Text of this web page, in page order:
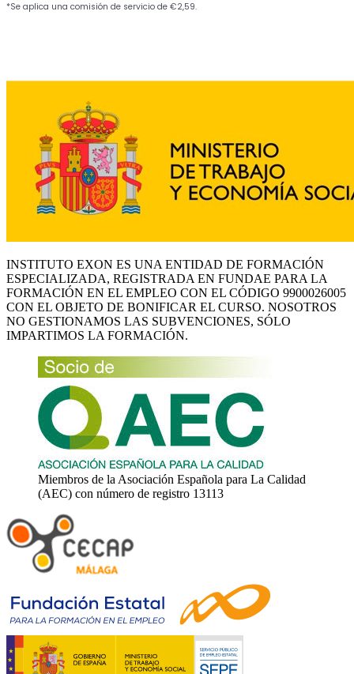
INSTITUTO EXON ES UNA ENTIDAD DE FORMACIÓN
ESPECIALIZADA, REGISTRADA EN FUNDAE PARA LA
FORMACIÓN EN EL EMPLEO CON EL CÓDIGO 9900026005
CON EL OBJETO DE BONIFICAR EL CURSO. NOSOTROS
NO GESTIONAMOS LAS SUBVENCIONES, SÓLO
IMPARTIMOS LA FORMACIÓN.
Miembros de la Asociación Española para La Calidad
(AEC) con número de registro 13113